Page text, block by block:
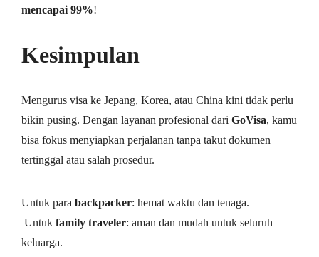
mencapai 99%!
Kesimpulan
Mengurus visa ke Jepang, Korea, atau China kini tidak perlu
bikin pusing. Dengan layanan profesional dari GoVisa, kamu
bisa fokus menyiapkan perjalanan tanpa takut dokumen
tertinggal atau salah prosedur.
Untuk para backpacker: hemat waktu dan tenaga.
‍‍ Untuk family traveler: aman dan mudah untuk seluruh
keluarga.